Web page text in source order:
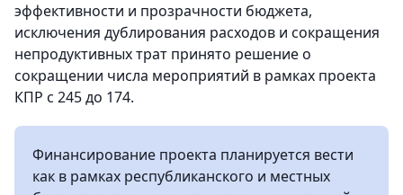
эффективности и прозрачности бюджета,
исключения дублирования расходов и сокращения
непродуктивных трат принято решение о
сокращении числа мероприятий в рамках проекта
КПР с 245 до 174.
Финансирование проекта планируется вести
как в рамках республиканского и местных